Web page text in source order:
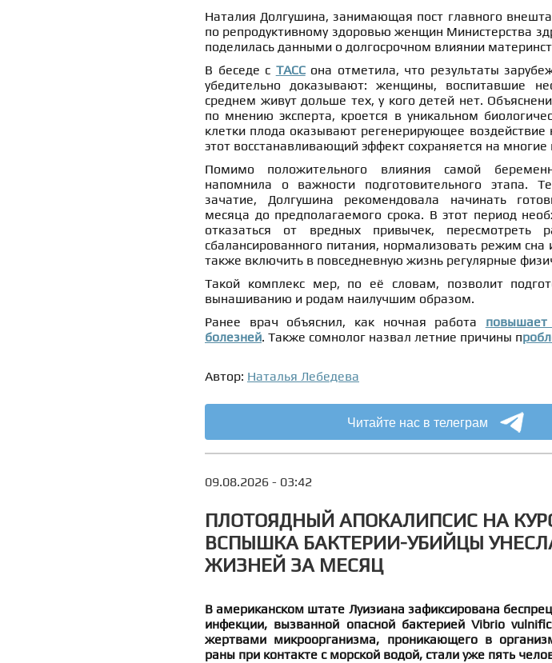
Наталия Долгушина, занимающая пост главного
по репродуктивному здоровью женщин Министерства
поделилась данными о долгосрочном влиянии
В беседе с ТАССона отметила, что результаты
убедительно доказывают: женщины, воспитавшие
среднем живут дольше тех, у кого детей нет.
по мнению эксперта, кроется в уникальном
клетки плода оказывают регенерирующее воздействие
этот восстанавливающий эффект сохраняется на многие
Помимо положительного влияния самой
напомнила о важности подготовительного этапа.
зачатие, Долгушина рекомендовала начинать
месяца до предполагаемого срока. В этот период
отказаться от вредных привычек, пересмотреть
сбалансированного питания, нормализовать режим сна
также включить в повседневную жизнь регулярные
Такой комплекс мер, по её словам, позволит
вынашиванию и родам наилучшим образом.
Ранее врач объяснил, как ночная работа повышает
болезней. Также сомнолог назвал летние причины п
Автор: Наталья Лебедева
Читайте нас в телеграм
09.08.2026 - 03:42
ПЛОТОЯДНЫЙ АПОКАЛИПСИС НА
ВСПЫШКА БАКТЕРИИ-УБИЙЦЫ
ЖИЗНЕЙ ЗА МЕСЯЦ
В американском штате Луизиана зафиксирована
инфекции, вызванной опасной бактерией Vibrio
жертвами микроорганизма, проникающего в
раны при контакте с морской водой, стали уже пять